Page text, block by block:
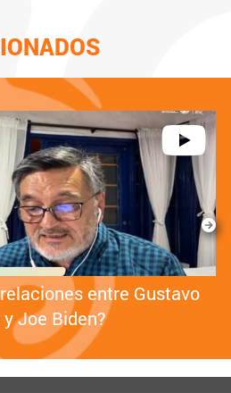
entre Gustavo
Joe Biden?